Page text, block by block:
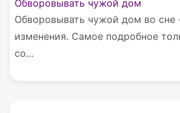
Обворовывать чужой дом
Обворовывать чужой дом во сне
изменения. Самое подробное
со...